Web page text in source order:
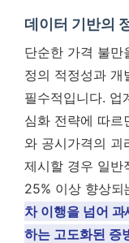
데이터 기반의
단순한 가격 불만
정의 적정성과 개
필수적입니다. 업
심화 전략에 따르
와 공시가격의 괴
제시할 경우 일반
25% 이상 향상되
차 이행을 넘어
하는 고도화된 증